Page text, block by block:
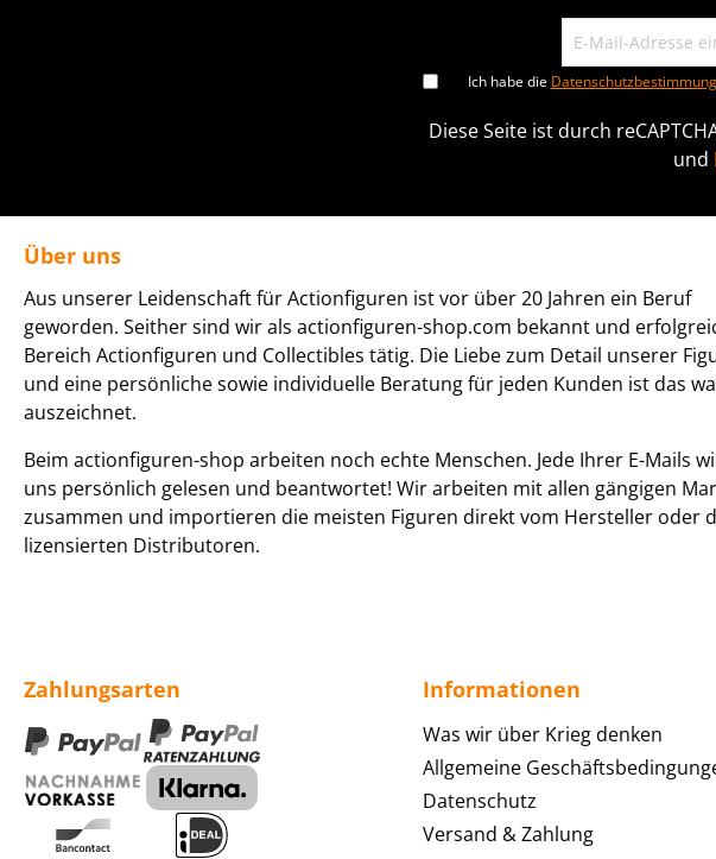
Ich habe die
Diese Seite ist durch
und
Über uns
Aus unserer Leidenschaft für Actionfiguren ist vor über 20 Jahren ein Beruf
geworden. Seither sind wir als actionfiguren-shop.com bekannt und
Bereich Actionfiguren und Collectibles tätig. Die Liebe zum Detail unserer
und eine persönliche sowie individuelle Beratung für jeden Kunden ist das
auszeichnet.
Beim actionfiguren-shop arbeiten noch echte Menschen. Jede Ihrer E-Mails
uns persönlich gelesen und beantwortet! Wir arbeiten mit allen gängigen
zusammen und importieren die meisten Figuren direkt vom Hersteller oder
lizensierten Distributoren.
Zahlungsarten Informationen
Was wir über Krieg denken
Allgemeine
Datenschutz
Versand & Zahlung